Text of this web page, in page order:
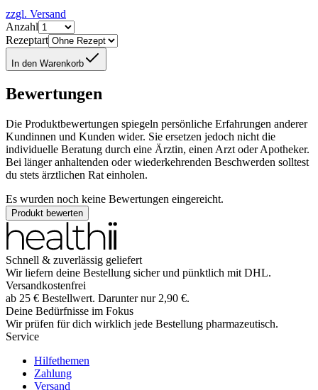
zzgl. Versand
Anzahl
Rezeptart
In den Warenkorb
Bewertungen
Die Produktbewertungen spiegeln persönliche Erfahrungen anderer
Kundinnen und Kunden wider. Sie ersetzen jedoch nicht die
individuelle Beratung durch eine Ärztin, einen Arzt oder Apotheker.
Bei länger anhaltenden oder wiederkehrenden Beschwerden solltest
du stets ärztlichen Rat einholen.
Es wurden noch keine Bewertungen eingereicht.
Produkt bewerten
Schnell & zuverlässig geliefert
Wir liefern deine Bestellung sicher und pünktlich mit DHL.
Versandkostenfrei
ab 25 € Bestellwert. Darunter nur 2,90 €.
Deine Bedürfnisse im Fokus
Wir prüfen für dich wirklich jede Bestellung pharmazeutisch.
Service
Hilfethemen
Zahlung
Versand